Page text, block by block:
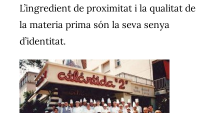
L’ingredient de proximitat i la qualitat de
la materia prima són la seva senya
d’identitat.